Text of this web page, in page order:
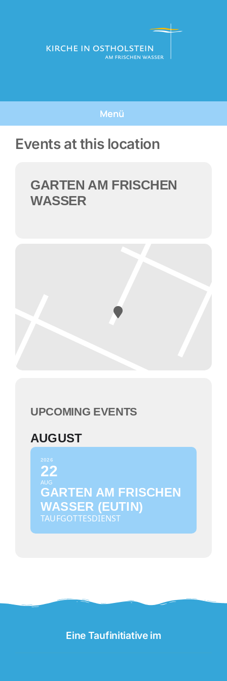
Menü
Tauforte
Die Taufe
Events at this location
GARTEN AM FRISCHEN
WASSER
UPCOMING EVENTS
AUGUST
2026
22
AUG
GARTEN AM FRISCHEN
WASSER (EUTIN)
TAUFGOTTESDIENST
Eine Taufinitiative im